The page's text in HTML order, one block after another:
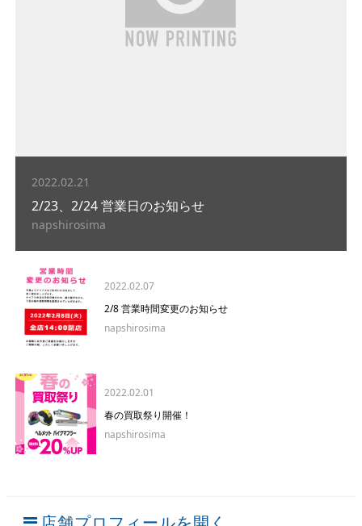
2022.02.21
2/23、2/24 営業日のお知らせ
napshirosima
2022.02.07
2/8 営業時間変更のお知らせ
napshirosima
2022.02.01
春の買取祭り開催！
napshirosima